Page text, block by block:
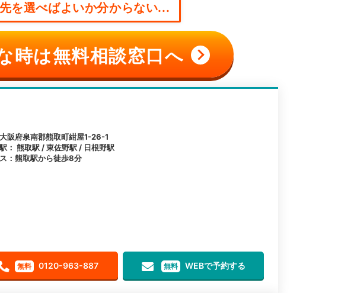
を選べばよいか分からない...
時は無料相談窓口へ
阪府泉南郡熊取町紺屋1-26-1
： 熊取駅 / 東佐野駅 / 日根野駅
：熊取駅から徒歩8分
無料 0120-963-887 無料 WEBで予約する